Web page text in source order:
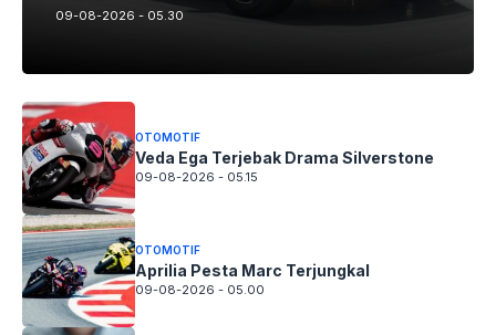
09-08-2026 - 05.30
OTOMOTIF
Veda Ega Terjebak Drama Silverstone
09-08-2026 - 05.15
OTOMOTIF
Aprilia Pesta Marc Terjungkal
09-08-2026 - 05.00